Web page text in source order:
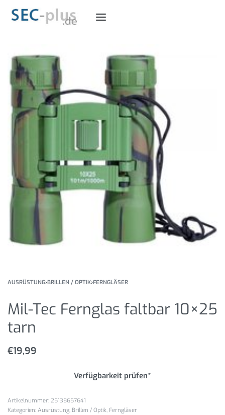
AUSRÜSTUNG›BRILLEN / OPTIK›FERNGLÄSER
Mil-Tec Fernglas faltbar 10×25
tarn
€19,99
Verfügbarkeit prüfen*
25138657641
Kategorien: Ausrüstung, Brillen / Optik, Ferngläser